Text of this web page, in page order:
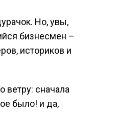
Но, увы,
бизнесмен –
историков и
ветру: сначала
было! и да,